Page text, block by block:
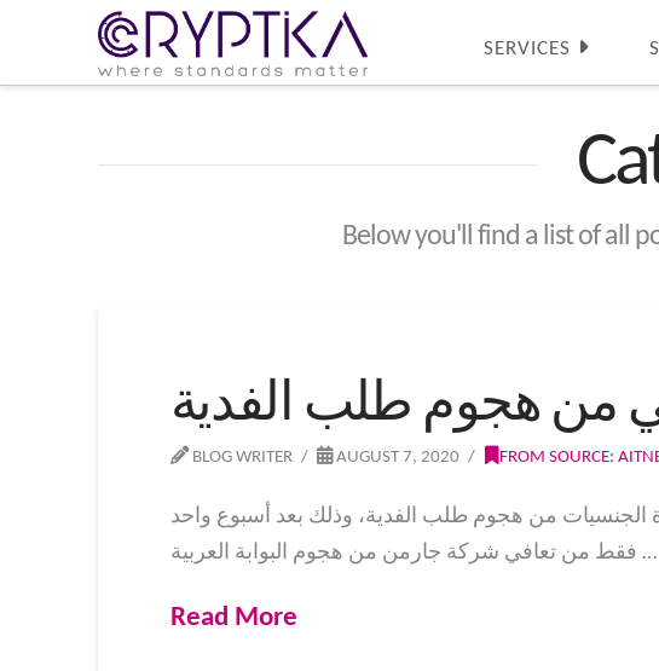
SERVICES
Below you'll find a list of all
من هجوم طلب الفدية
BLOG WRITER AUGUST 7, 2020 FROM SOURCE:
الجنسيات من هجوم طلب الفدية، وذلك بعد أسبوع واحد
فقط من تعافي شركة جارمن من هجوم البوابة العربية …
Read More